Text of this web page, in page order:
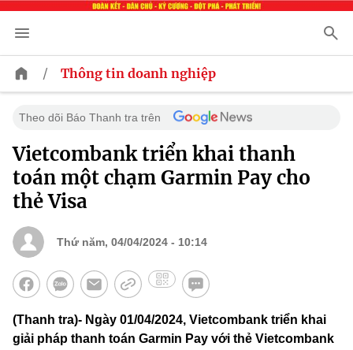
/ Thông tin doanh nghiệp
Theo dõi Báo Thanh tra trên
Vietcombank triển khai thanh
toán một chạm Garmin Pay cho
thẻ Visa
Thứ năm, 04/04/2024 - 10:14
(Thanh tra)- Ngày 01/04/2024, Vietcombank triển khai
giải pháp thanh toán Garmin Pay với thẻ Vietcombank